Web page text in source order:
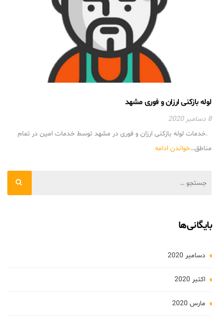
لوله بازکنی ارزان و فوری مشهد
8 دسامبر 2020
.خدمات لوله بازکنی ارزان و فوری در مشهد توسط خدمات امین در تمام
مناطق…خواندن ادامه
بایگانی‌ها
دسامبر 2020
اکتبر 2020
مارس 2020